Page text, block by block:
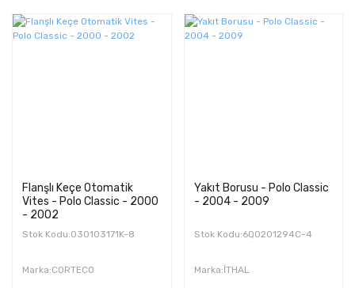
Flanşlı Keçe Otomatik
Vites - Polo Classic - 2000
- 2002
Stok Kodu:030103171K-8
Marka:CORTECO
Yakıt Borusu - Polo Classic
- 2004 - 2009
Stok Kodu:6Q0201294C-4
Marka:İTHAL